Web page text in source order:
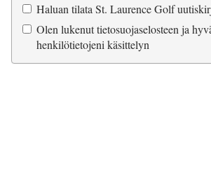
Haluan tilata St. Laurence Golf
Olen lukenuttietosuojaselosteen ja
henkilötietojeni käsittelyn